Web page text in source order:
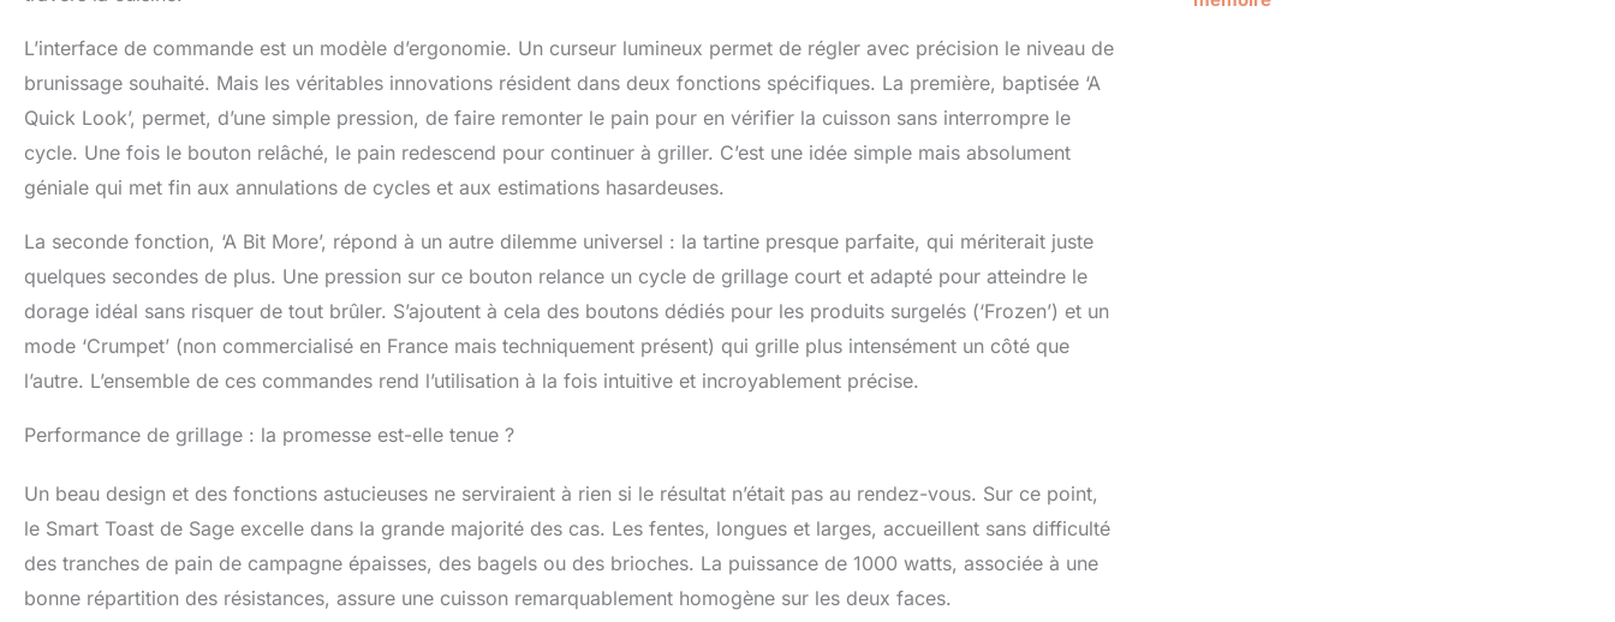
L’interface de commande est un modèle d’ergonomie. Un curseur lumineux permet de régler avec précision le niveau de
brunissage souhaité. Mais les véritables innovations résident dans deux fonctions spécifiques. La première, baptisée ‘A
Quick Look’, permet, d’une simple pression, de faire remonter le pain pour en vérifier la cuisson sans interrompre le
cycle. Une fois le bouton relâché, le pain redescend pour continuer à griller. C’est une idée simple mais absolument
géniale qui met fin aux annulations de cycles et aux estimations hasardeuses.
La seconde fonction, ‘A Bit More’, répond à un autre dilemme universel : la tartine presque parfaite, qui mériterait juste
quelques secondes de plus. Une pression sur ce bouton relance un cycle de grillage court et adapté pour atteindre le
dorage idéal sans risquer de tout brûler. S’ajoutent à cela des boutons dédiés pour les produits surgelés (‘Frozen’) et un
mode ‘Crumpet’ (non commercialisé en France mais techniquement présent) qui grille plus intensément un côté que
l’autre. L’ensemble de ces commandes rend l’utilisation à la fois intuitive et incroyablement précise.
Performance de grillage : la promesse est-elle tenue ?
Un beau design et des fonctions astucieuses ne serviraient à rien si le résultat n’était pas au rendez-vous. Sur ce point,
le Smart Toast de Sage excelle dans la grande majorité des cas. Les fentes, longues et larges, accueillent sans difficulté
des tranches de pain de campagne épaisses, des bagels ou des brioches. La puissance de 1000 watts, associée à une
bonne répartition des résistances, assure une cuisson remarquablement homogène sur les deux faces.